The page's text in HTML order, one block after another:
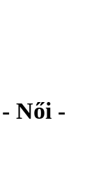
Női -